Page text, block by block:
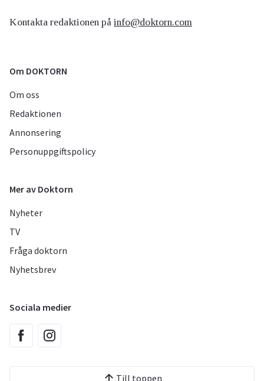
Kontakta redaktionen på info@doktorn.com
Om DOKTORN
Om oss
Redaktionen
Annonsering
Personuppgiftspolicy
Mer av Doktorn
Nyheter
TV
Fråga doktorn
Nyhetsbrev
Sociala medier
Till toppen